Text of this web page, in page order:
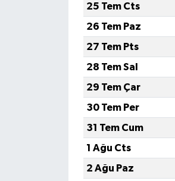
25 Tem Cts
26 Tem Paz
27 Tem Pts
28 Tem Sal
29 Tem Çar
30 Tem Per
31 Tem Cum
1 Ağu Cts
2 Ağu Paz